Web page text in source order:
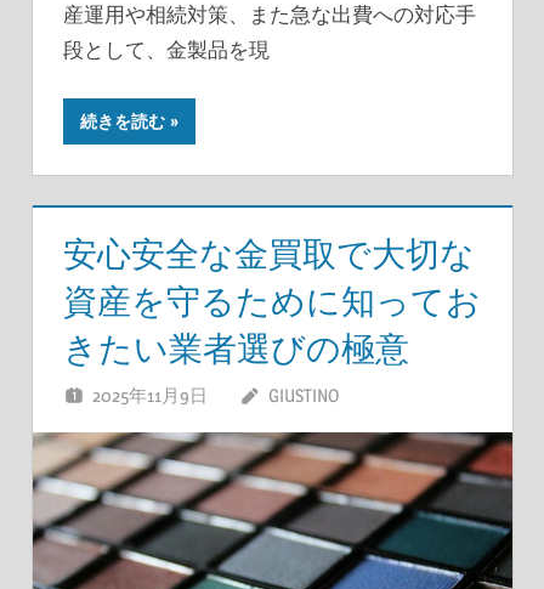
産運用や相続対策、また急な出費への対応手
段として、金製品を現
続きを読む
安心安全な金買取で大切な
資産を守るために知ってお
きたい業者選びの極意
2025年11月9日 GIUSTINO